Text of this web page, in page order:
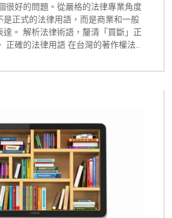
很好的問題。從嚴格的法律專業角度
是正式的法律用語，而是商業和一般
達。 解析法律術語，釐清「買斷」正
正確的法律用語 在台灣的著作權法及
權的全部或部分轉讓給他人 著作財產
作財產權完全移轉」 「以一次性給付
」 實務上的差異 在實務
方以一次性付費取得另一方所創作著
會使用「著作財產權讓與」並明確說
部權利。 同時，合約通常也會明確約
限制，因為著作人格權原則上不能讓
使。 因此，在正式的法律文件或合約
財產權讓與」或「著作財產權移轉」